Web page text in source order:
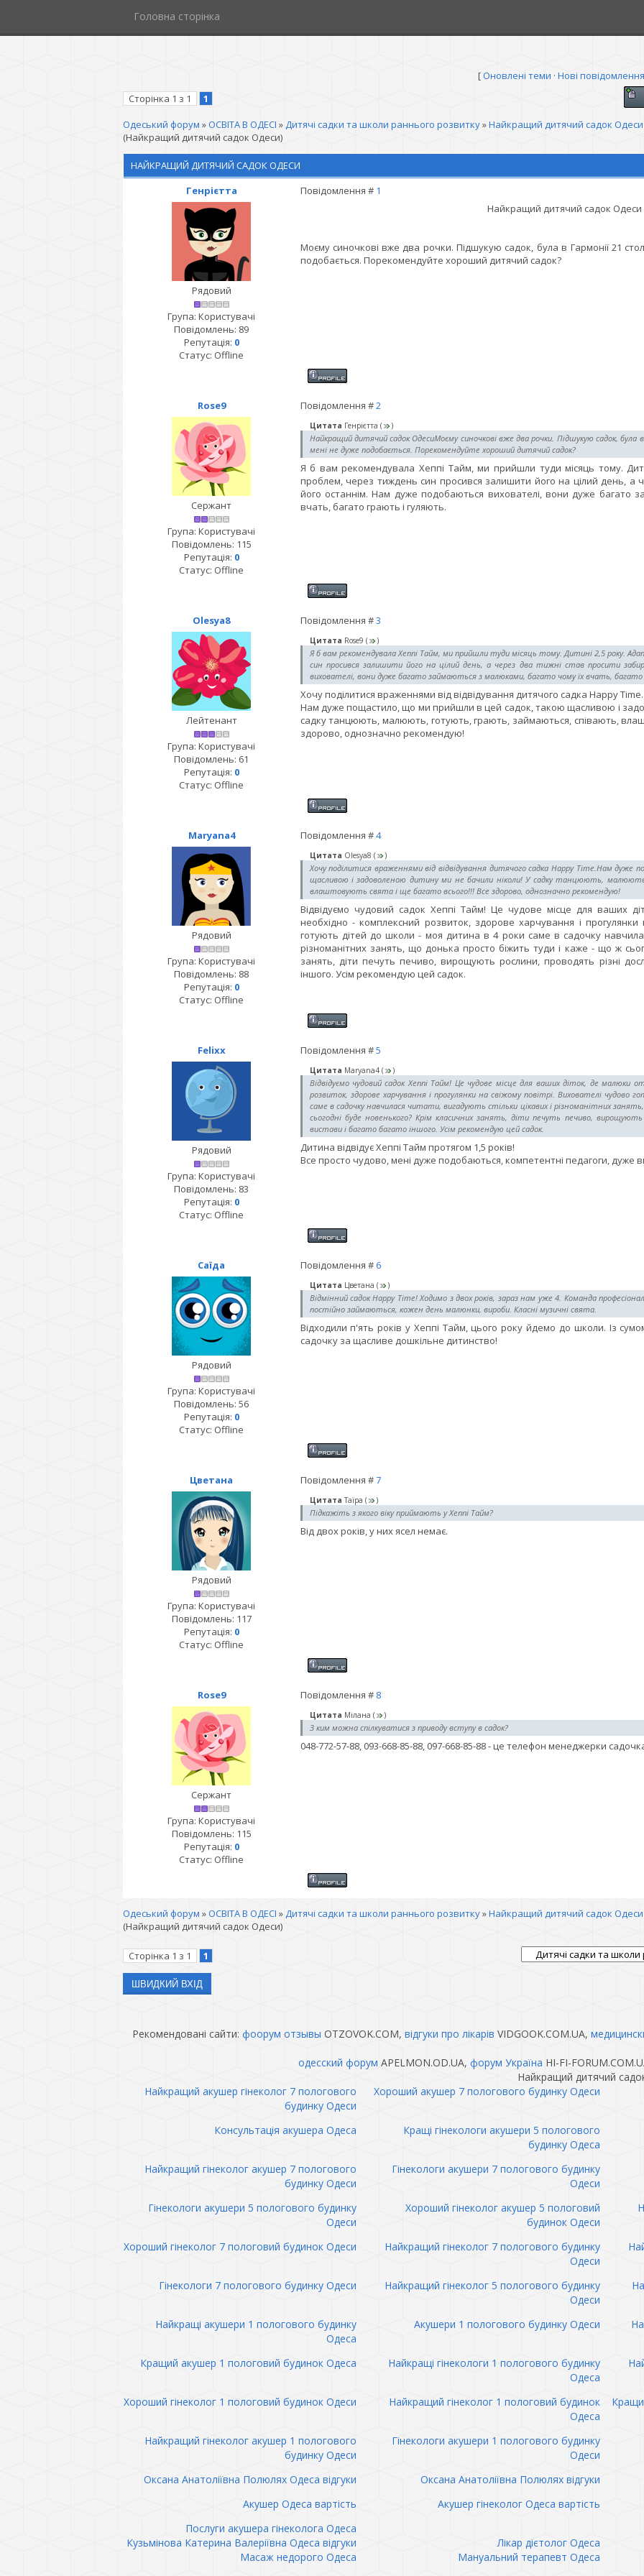
Головна сторінка
[Оновлені теми · Нові повідомлення
Сторінка 1 з 1
1
Одеський форум »ОСВІТА В ОДЕСІ »Дитячі садки та школи раннього розвитку»Найкращий дитячий садок Одеси
(Найкращий дитячий садок Одеси)
НАЙКРАЩИЙ ДИТЯЧИЙ САДОК ОДЕСИ
Генрієтта
Повідомлення # 1
Рядовий
Група: Користувачі
Повідомлень: 89
Репутація: 0
Статус: Offline
Найкращий дитячий садок Одеси
Моєму синочкові вже два рочки. Підшукую садок, була в Гармонії 21
подобається. Порекомендуйте хороший дитячий садок?
Rose9 Повідомлення #2
Сержант
Група: Користувачі
Повідомлень: 115
Репутація: 0
Статус: Offline
Цитата Генрієтта ( )
Найкращий дитячий садок ОдесиМоєму синочкові вже два рочки. Підшукую садок,
мені не дуже подобається. Порекомендуйте хороший дитячий садок?
Я б вам рекомендувала Хеппі Тайм, ми прийшли туди місяць тому.
проблем, через тиждень син просився залишити його на цілий день, а
його останнім. Нам дуже подобаються вихователі, вони дуже багато
вчать, багато грають і гуляють.
Olesya8 Повідомлення #3
Лейтенант
Група: Користувачі
Повідомлень: 61
Репутація: 0
Статус: Offline
Цитата Rose9 ( )
Я б вам рекомендувала Хеппі Тайм, ми прийшли туди місяць тому. Дитині 2,5 року.
син просився залишити його на цілий день, а через два тижні став просити
вихователі, вони дуже багато займаються з малюками, багато чому їх вчать,
Хочу поділитися враженнями від відвідування дитячого садка Happy Time.
Нам дуже пощастило, що ми прийшли в цей садок, такою щасливою і
садку танцюють, малюють, готують, грають, займаються, співають,
здорово, однозначно рекомендую!
Maryana4 Повідомлення #4
Рядовий
Група: Користувачі
Повідомлень: 88
Репутація: 0
Статус: Offline
Цитата Olesya8 ( )
Хочу поділитися враженнями від відвідування дитячого садка Happy Time.Нам
щасливою і задоволеною дитину ми не бачили ніколи! У садку танцюють,
влаштовують свята і ще багато всього!!! Все здорово, однозначно рекомендую!
Відвідуємо чудовий садок Хеппі Тайм! Це чудове місце для ваших
необхідно - комплексний розвиток, здорове харчування і прогулянки
готують дітей до школи - моя дитина в 4 роки саме в садочку
різноманітних занять, що донька просто біжить туди і каже - що ж
занять, діти печуть печиво, вирощують рослини, проводять різні
іншого. Усім рекомендую цей садок.
Felixx Повідомлення #5
Рядовий
Група: Користувачі
Повідомлень: 83
Репутація: 0
Статус: Offline
Цитата Maryana4( )
Відвідуємо чудовий садок Хеппі Тайм! Це чудове місце для ваших діток, де малюки
розвиток, здорове харчування і прогулянки на свіжому повітрі. Вихователі
саме в садочку навчилася читати, вигадують стільки цікавих і різноманітних
сьогодні буде новенького? Крім класичних занять, діти печуть печиво,
вистави і багато багато іншого. Усім рекомендую цей садок.
Дитина відвідує Хеппі Тайм протягом 1,5 років!
Все просто чудово, мені дуже подобаються, компетентні педагоги, дуже
Саїда Повідомлення # 6
Рядовий
Група: Користувачі
Повідомлень: 56
Репутація: 0
Статус: Offline
Цитата Цветана ( )
Відмінний садок Happy Time! Ходимо з двох років, зараз нам уже 4. Команда
постійно займаються, кожен день малюнки, вироби. Класні музичні свята.
Відходили п'ять років у Хеппі Тайм, цього року йдемо до школи. Із
садочку за щасливе дошкільне дитинство!
Цветана Повідомлення #7
Рядовий
Група: Користувачі
Повідомлень: 117
Репутація: 0
Статус: Offline
Цитата Таїра ( )
Підкажіть з якого віку приймають у Хеппі Тайм?
Від двох років, у них ясел немає.
Rose9 Повідомлення # 8
Сержант
Група: Користувачі
Повідомлень: 115
Репутація: 0
Статус: Offline
Цитата Мілана ( )
З ким можна спілкуватися з приводу вступу в садок?
048-772-57-88, 093-668-85-88, 097-668-85-88 - це телефон менеджерки
Одеський форум »ОСВІТА В ОДЕСІ »Дитячі садки та школи раннього розвитку»Найкращий дитячий садок Одеси
(Найкращий дитячий садок Одеси)
Сторінка 1 з 1 1
Рекомендовані сайти: фоорум отзывы OTZOVOK.COM, відгуки про лікарів VIDGOOK.COM.UA,
одесский форум APELMON.OD.UA, форум Україна HI-FI-
Найкращий дитячий
Найкращий акушер гінеколог 7 пологового
будинку Одеси
Хороший акушер 7 пологового будинку Одеси
Консультація акушера Одеса
Кращі гінекологи акушери 5 пологового
будинку Одеса
Найкращий гінеколог акушер 7 пологового
будинку Одеси
Гінекологи акушери 7 пологового будинку
Одеси
Гінекологи акушери 5 пологового будинку
Одеси
Хороший гінеколог акушер 5 пологовий
будинок Одеси
Хороший гінеколог 7 пологовий будинок Одеси
Найкращий гінеколог 7 пологового будинку
Одеси
Гінекологи 7 пологового будинку Одеси
Найкращий гінеколог 5 пологового будинку
Одеси
Найкращі акушери 1 пологового будинку
Одеса
Акушери 1 пологового будинку Одеси
Кращий акушер 1 пологовий будинок Одеса
Найкращі гінекологи 1 пологового будинку
Одеса
Хороший гінеколог 1 пологовий будинок Одеси
Найкращий гінеколог 1 пологовий будинок
Одеса
Найкращий гінеколог акушер 1 пологового
будинку Одеси
Гінекологи акушери 1 пологового будинку
Одеси
Оксана Анатоліївна Полюлях Одеса відгуки
Оксана Анатоліївна Полюлях відгуки
Акушер Одеса вартість
Акушер гінеколог Одеса вартість
Послуги акушера гінеколога Одеса
Кузьмінова Катерина Валеріївна Одеса відгуки
Лікар дієтолог Одеса
Масаж недорого Одеса
Мануальний терапевт Одеса